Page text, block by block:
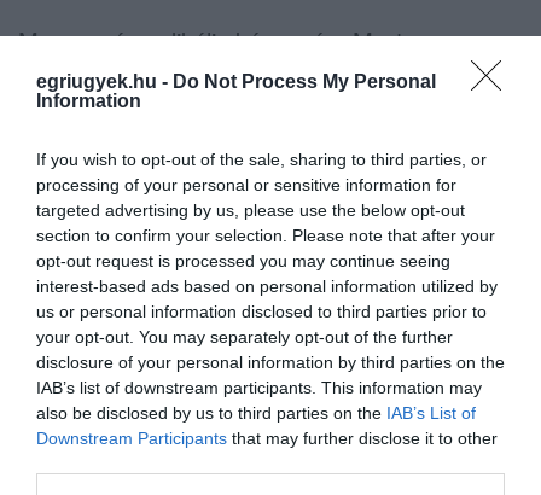
egriugyek.hu - Do Not Process My Personal
Information
If you wish to opt-out of the sale, sharing to third parties, or
processing of your personal or sensitive information for
targeted advertising by us, please use the below opt-out
section to confirm your selection. Please note that after your
opt-out request is processed you may continue seeing
interest-based ads based on personal information utilized by
us or personal information disclosed to third parties prior to
your opt-out. You may separately opt-out of the further
disclosure of your personal information by third parties on the
IAB’s list of downstream participants. This information may
also be disclosed by us to third parties on the IAB’s List of
Downstream Participants that may further disclose it to other
Ma ez már radikális képesség. Mert a
legtöbben azt hiszik, bármikor vissza lehet
kapcsolni. Majd holnaptól olvasok. Majd
hétvégén. Majd nyáron. Majd ha nyugodtabb
leszek. A figyelem viszont nem villanykapcsoló.
Izom. Maryanne Wolf olvasáskutató egyik
fontos állítása éppen az, hogy az olvasó agy
nem velünk született adottság, hiszen
tanulással, gyakorlással, idegi kapcsolatok
hosszú építésével jön létre. Ami így épül, az
gondozást kér.